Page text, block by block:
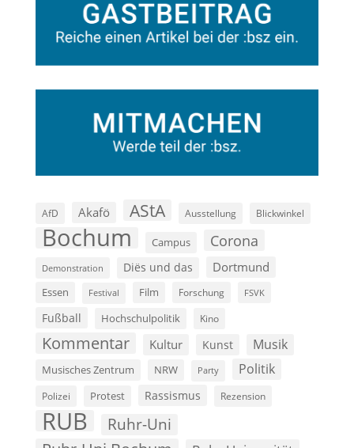
AfD Akafö AStA Ausstellung Blickwinkel
Bochum Campus Corona
Demonstration Diës und das Dortmund
Essen Festival Film Forschung FSVK
Fußball Hochschulpolitik Kino
Kommentar Kultur Kunst Musik
Musisches Zentrum NRW Party Politik
Polizei Protest Rassismus Rezension
RUB Ruhr-Uni